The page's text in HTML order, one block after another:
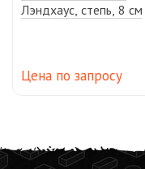
Лэндхаус, степь, 8 см
Цена по запросу